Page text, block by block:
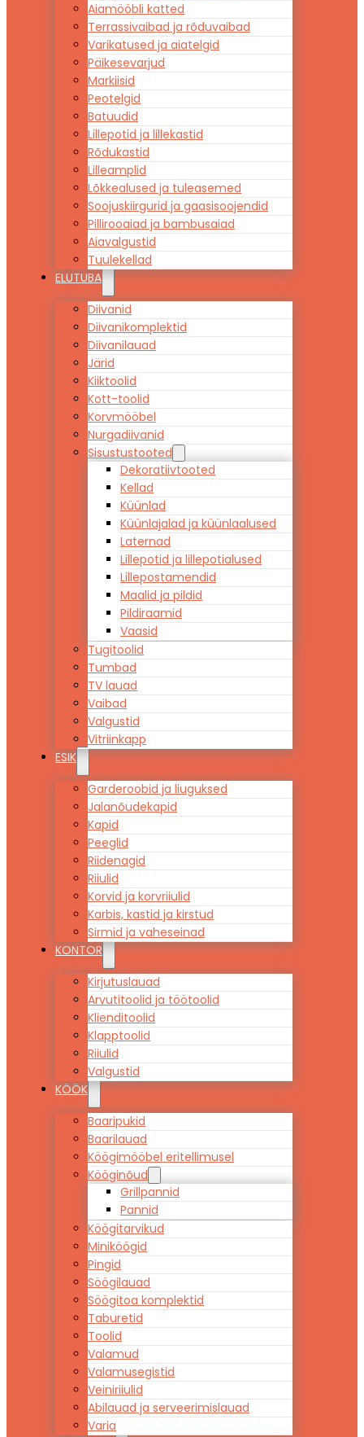
Aiamööbli katted
Terrassivaibad ja rõduvaibad
Varikatused ja aiatelgid
Päikesevarjud
Markiisid
Peotelgid
Batuudid
Lillepotid ja lillekastid
Rõdukastid
Lilleamplid
Lõkkealused ja tuleasemed
Soojuskiirgurid ja gaasisoojendid
Pillirooaiad ja bambusaiad
Aiavalgustid
Tuulekellad
ELUTUBA
Diivanid
Diivanikomplektid
Diivanilauad
Järid
Kiiktoolid
Kott-toolid
Korvmööbel
Nurgadiivanid
Sisustustooted
Dekoratiivtooted
Kellad
Küünlad
Küünlajalad ja küünlaalused
Laternad
Lillepotid ja lillepotialused
Lillepostamendid
Maalid ja pildid
Pildiraamid
Vaasid
Tugitoolid
Tumbad
TV lauad
Vaibad
Valgustid
Vitriinkapp
ESIK
Garderoobid ja liuguksed
Jalanõudekapid
Kapid
Peeglid
Riidenagid
Riiulid
Korvid ja korvriiulid
Karbis, kastid ja kirstud
Sirmid ja vaheseinad
KONTOR
Kirjutuslauad
Arvutitoolid ja töötoolid
Klienditoolid
Klapptoolid
Riiulid
Valgustid
KÖÖK
Baaripukid
Baarilauad
Köögimööbel eritellimusel
Kööginõud
Grillpannid
Pannid
Köögitarvikud
Miniköögid
Pingid
Söögilauad
Söögitoa komplektid
Taburetid
Toolid
Valamud
Valamusegistid
Veiniriiulid
Abilauad ja serveerimislauad
Varia